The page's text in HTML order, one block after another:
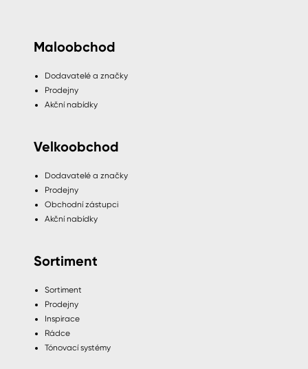
Maloobchod
Dodavatelé a značky
Prodejny
Akční nabídky
Velkoobchod
Dodavatelé a značky
Prodejny
Obchodní zástupci
Akční nabídky
Sortiment
Sortiment
Prodejny
Inspirace
Rádce
Tónovací systémy